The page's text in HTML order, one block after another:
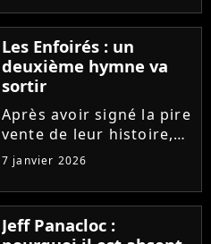
française est fière
d'annoncer son arrivée
dans la troupe.
Découvrez...
Les Enfoirés : un
deuxième hymne va
sortir
Après avoir signé la pire
vente de leur histoire,
Les Enfoirés se
réinventent pour leur
spectacle 2026 avec
notamment l'arrivée
d'un deuxième hymne,
7 janvier 2026
Jeff Panacloc :